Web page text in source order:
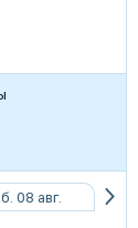
08 авг.